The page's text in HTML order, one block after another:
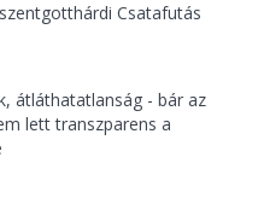
Csatafutás
átláthatatlanság - bár az
lett transzparens a